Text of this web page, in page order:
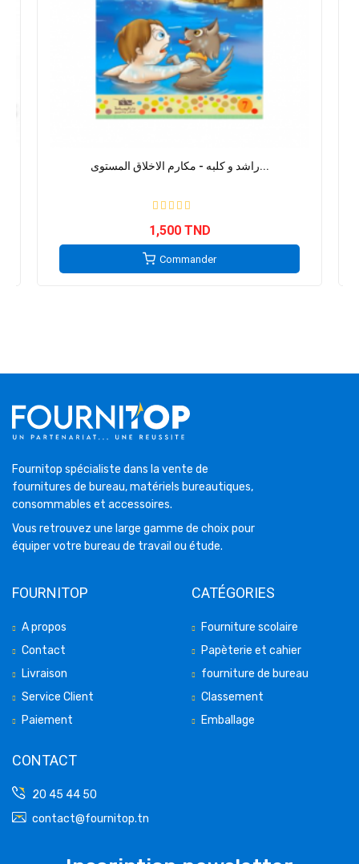
راشد و كلبه - مكارم الاخلاق المستوى...
1,500 TND
Commander
Fournitop spécialiste dans la vente de
fournitures de bureau, matériels bureautiques,
consommables et accessoires.
Vous retrouvez une large gamme de choix pour
équiper votre bureau de travail ou étude.
FOURNITOP
A propos
Contact
Livraison
Service Client
Paiement
CATÉGORIES
Fourniture scolaire
Papèterie et cahier
fourniture de bureau
Classement
Emballage
CONTACT
20 45 44 50
contact@fournitop.tn